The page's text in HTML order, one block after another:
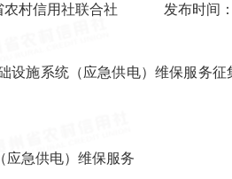
村信用社联合社 发布时间
设施系统（应急供电）维保服务
应急供电）维保服务